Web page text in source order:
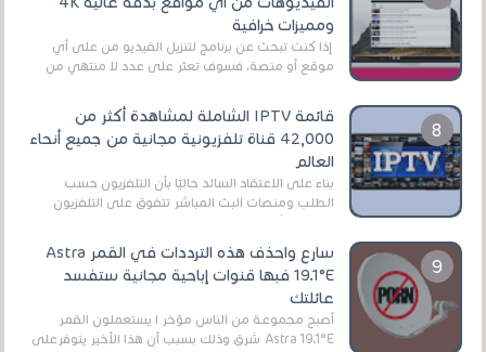
ومميزات خرافية
إذا كنت تبحث عن برنامج لتنزيل الفيديو من على أي
موقع أو منصة، فسوف تعثر على عدد لا منتهي من
قائمة IPTV الشاملة لمشاهدة أكثر من
42,000 قناة تلفزيونية مجانية من جميع أنحاء
العالم
بناءً على الاعتقاد السائد حاليًا بأن التلفزيون حسب
الطلب ومنصات البث المباشر تتفوق على التلفزيون
سارع واحذف هذه الترددات في القمر Astra
19.1°E فبها قنوات إباحية مجانية ستفسد
عائلتك
أصبح مجموعة من الناس مؤخر ا يستعملون القمر
Astra 19.1°E شرق وذلك بسبب أن هذا الأخير يتوفرعلى